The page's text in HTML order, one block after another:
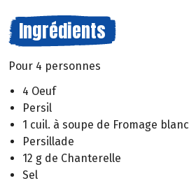
Ingrédients
Pour 4 personnes
4 Oeuf
Persil
1 cuil. à soupe de Fromage blanc
Persillade
12 g de Chanterelle
Sel